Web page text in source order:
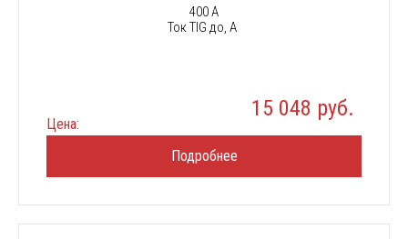
400 А
Ток TIG до, А
Цена:
15 048 руб.
Подробнее